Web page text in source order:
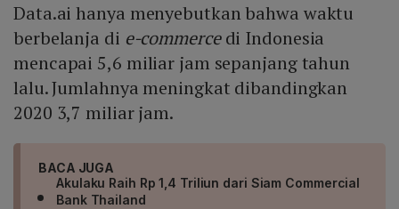
Data.ai hanya menyebutkan bahwa waktu
berbelanja di e-commercedi Indonesia
mencapai 5,6 miliar jam sepanjang tahun
lalu. Jumlahnya meningkat dibandingkan
2020 3,7 miliar jam.
BACA JUGA
Akulaku Raih Rp 1,4 Triliun dari Siam Commercial
Bank Thailand